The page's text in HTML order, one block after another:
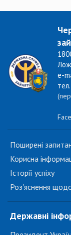
e-
Поширені
Корисна
Історії успіху
Роз'яснення
Державні